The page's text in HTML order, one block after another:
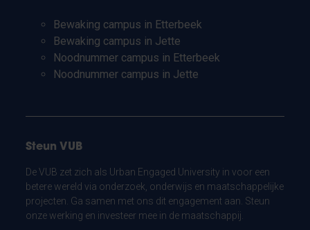
Bewaking campus in Etterbeek
Bewaking campus in Jette
Noodnummer campus in Etterbeek
Noodnummer campus in Jette
Steun VUB
De VUB zet zich als Urban Engaged University in voor een
betere wereld via onderzoek, onderwijs en maatschappelijke
projecten. Ga samen met ons dit engagement aan. Steun
onze werking en investeer mee in de maatschappij.